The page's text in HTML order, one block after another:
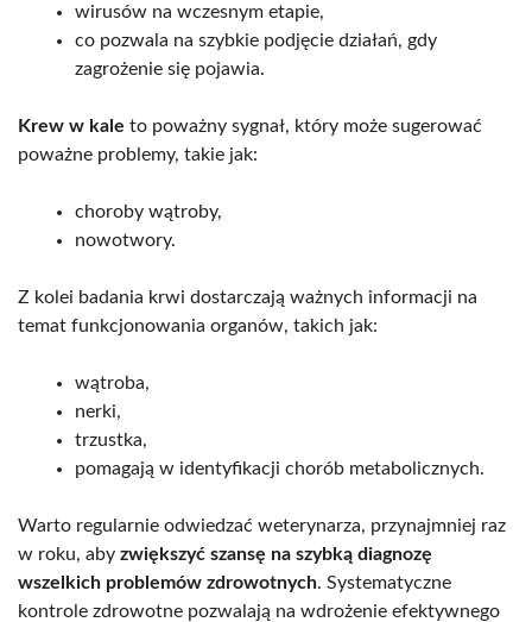
wirusów na wczesnym etapie,
co pozwala na szybkie podjęcie działań, gdy
zagrożenie się pojawia.
Krew w kale to poważny sygnał, który może sugerować
poważne problemy, takie jak:
choroby wątroby,
nowotwory.
Z kolei badania krwi dostarczają ważnych informacji na
temat funkcjonowania organów, takich jak:
wątroba,
nerki,
trzustka,
pomagają w identyfikacji chorób metabolicznych.
Warto regularnie odwiedzać weterynarza, przynajmniej raz
w roku, aby zwiększyć szansę na szybką diagnozę
wszelkich problemów zdrowotnych. Systematyczne
kontrole zdrowotne pozwalają na wdrożenie efektywnego